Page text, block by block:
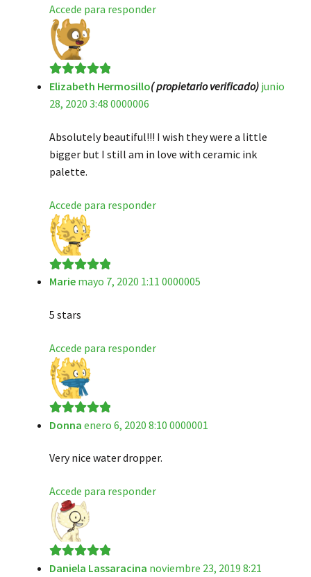
Accede para responder
Valorado en5
de 5
Elizabeth Hermosillo( propietario verificado) junio
28, 2020 3:48 0000006
Absolutely beautiful!!! I wish they were a little
bigger but I still am in love with ceramic ink
palette.
Accede para responder
Valorado en 5
Marie mayo 7, 2020 1:11 0000005
5 stars
Accede para responder
Valorado en5
Donna enero 6, 2020 8:10 0000001
Very nice water dropper.
Accede para responder
Valorado en5
Daniela Lassaracina noviembre 23, 2019 8:21